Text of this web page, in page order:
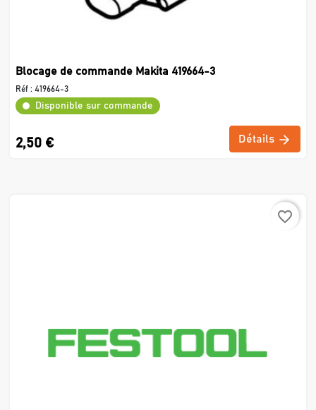
Blocage de commande Makita 419664-3
Réf : 419664-3
Disponible sur commande
2,50 € Détails
favorite_border